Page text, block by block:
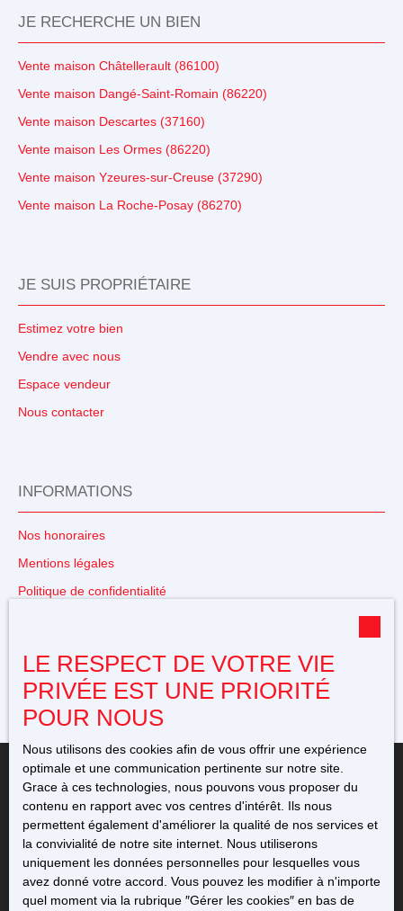
JE RECHERCHE UN BIEN
Vente maison Châtellerault (86100)
Vente maison Dangé-Saint-Romain (86220)
Vente maison Descartes (37160)
Vente maison Les Ormes (86220)
Vente maison Yzeures-sur-Creuse (37290)
Vente maison La Roche-Posay (86270)
JE SUIS PROPRIÉTAIRE
Estimez votre bien
Vendre avec nous
Espace vendeur
Nous contacter
INFORMATIONS
Nos honoraires
Mentions légales
Politique de confidentialité
Propulsé par
+33 5 49 23 12 11
76 avenue de l'Europe
86220 Dangé-Saint-Romain
LE RESPECT DE VOTRE VIE
PRIVÉE EST UNE PRIORITÉ
POUR NOUS
Nous utilisons des cookies afin de vous offrir une expérience
optimale et une communication pertinente sur notre site.
Grace à ces technologies, nous pouvons vous proposer du
contenu en rapport avec vos centres d'intérêt. Ils nous
permettent également d'améliorer la qualité de nos services et
la convivialité de notre site internet. Nous utiliserons
uniquement les données personnelles pour lesquelles vous
avez donné votre accord. Vous pouvez les modifier à n'importe
quel moment via la rubrique ″Gérer les cookies″ en bas de